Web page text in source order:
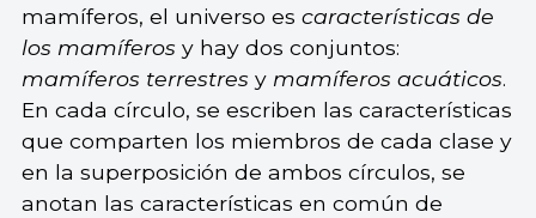
mamíferos, el universo es características de
los mamíferos y hay dos conjuntos:
mamíferos terrestres y mamíferos acuáticos.
En cada círculo, se escriben las características
que comparten los miembros de cada clase y
en la superposición de ambos círculos, se
anotan las características en común de